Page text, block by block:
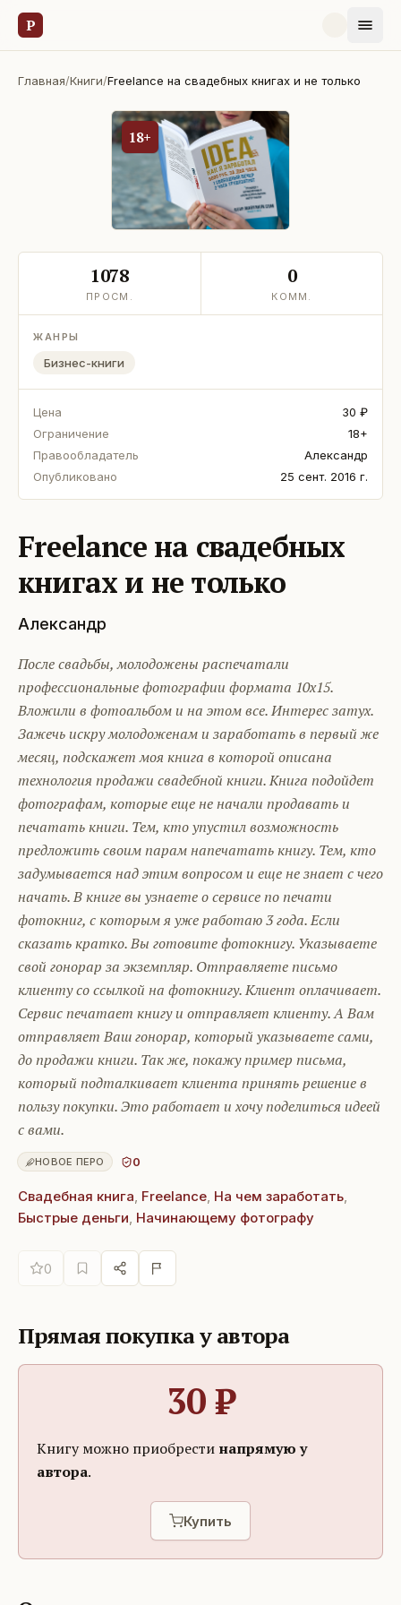
Р
Главная/Книги/Freelance на свадебных книгах и не только
18+
1078
ПРОСМ.
0
КОММ.
ЖАНРЫ
Бизнес-книги
Цена
30 ₽
Ограничение
18+
Правообладатель
Александр
Опубликовано
25 сент. 2016 г.
Freelance на свадебных
книгах и не только
Александр
После свадьбы, молодожены распечатали
профессиональные фотографии формата 10х15.
Вложили в фотоальбом и на этом все. Интерес затух.
Зажечь искру молодоженам и заработать в первый же
месяц, подскажет моя книга в которой описана
технология продажи свадебной книги. Книга подойдет
фотографам, которые еще не начали продавать и
печатать книги. Тем, кто упустил возможность
предложить своим парам напечатать книгу. Тем, кто
задумывается над этим вопросом и еще не знает с чего
начать. В книге вы узнаете о сервисе по печати
фотокниг, с которым я уже работаю 3 года. Если
сказать кратко. Вы готовите фотокнигу. Указываете
свой гонорар за экземпляр. Отправляете письмо
клиенту со ссылкой на фотокнигу. Клиент оплачивает.
Сервис печатает книгу и отправляет клиенту. А Вам
отправляет Ваш гонорар, который указываете сами,
до продажи книги. Так же, покажу пример письма,
который подталкивает клиента принять решение в
пользу покупки. Это работает и хочу поделиться идеей
с вами.
НОВОЕ ПЕРО 0
Свадебная книга, Freelance, На чем заработать,
Быстрые деньги, Начинающему фотографу
0
Прямая покупка у автора
30₽
Книгу можно приобрести напрямую у
автора.
Купить